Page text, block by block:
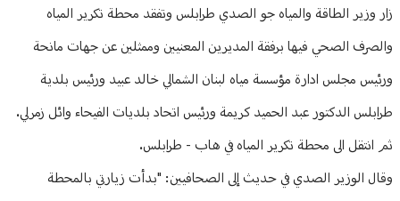
Article Content
زار وزير الطاقة والمياه جو الصدي طرابلس وتفقد محطة تكرير المياه
والصرف الصحي فيها برفقة المديرين المعنيين وممثلين عن جهات مانحة
ورئيس مجلس ادارة مؤسسة مياه لبنان الشمالي خالد عبيد ورئيس بلدية
طرابلس الدكتور عبد الحميد كريمة ورئيس اتحاد بلديات الفيحاء وائل زمرلي.
ثم انتقل الى محطة تكرير المياه في هاب - طرابلس.
وقال الوزير الصدي في حديث إلى الصحافيين: "بدأت زيارتي بالمحطة